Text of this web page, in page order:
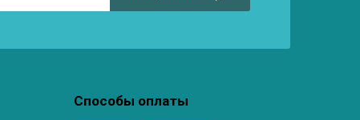
Способы оплаты